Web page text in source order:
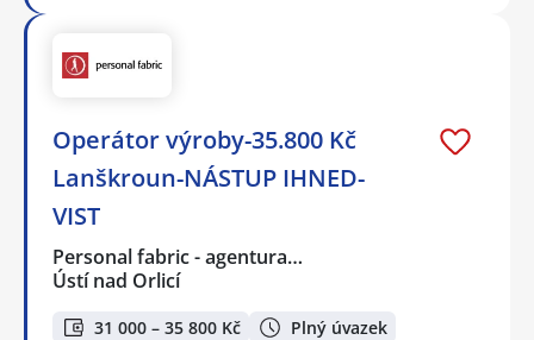
Operátor výroby-35.800 Kč
Lanškroun-NÁSTUP IHNED-
VIST
Personal fabric - agentura…
Ústí nad Orlicí
31 000 – 35 800 Kč
Plný úvazek